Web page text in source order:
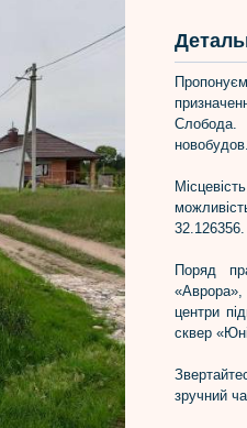
новобудов.
32.126356.
Поряд
«Аврора»,
центри
сквер
зручний